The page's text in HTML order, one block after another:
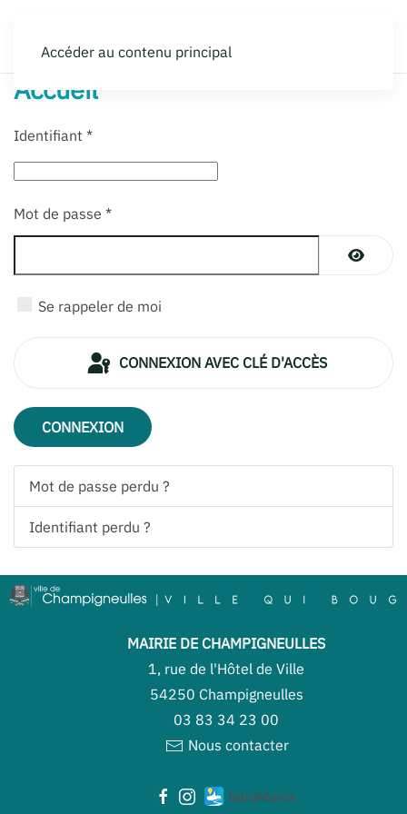
Accéder au contenu principal
Accueil
Identifiant *
Mot de passe *
Se rappeler de moi
CONNEXION AVEC CLÉ D'ACCÈS
CONNEXION
Mot de passe perdu ?
Identifiant perdu ?
MAIRIE DE CHAMPIGNEULLES
1, rue de l'Hôtel de Ville
54250 Champigneulles
03 83 34 23 00
Nous contacter